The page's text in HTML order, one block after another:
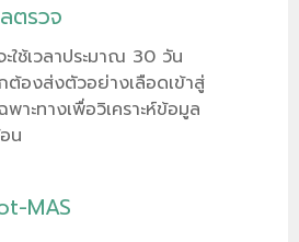
ตรวจ
ใช้เวลาประมาณ 30 วัน
ต้องส่งตัวอย่างเลือดเข้าสู่
าะทางเพื่อวิเคราะห์ข้อมูล
น
MAS